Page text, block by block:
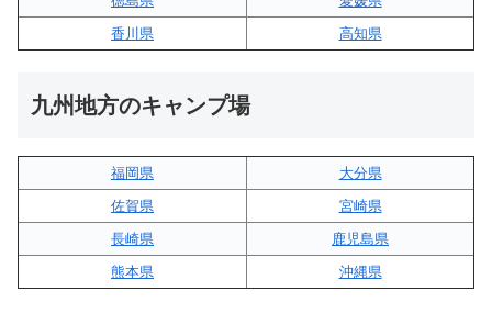
香川県
高知県
九州地方のキャンプ場
福岡県
大分県
佐賀県
宮崎県
長崎県
鹿児島県
熊本県
沖縄県